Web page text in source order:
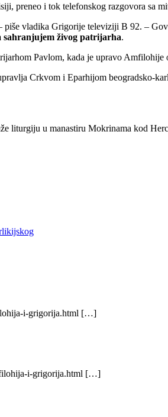
preneo i tok telefonskog razgovora sa
vladika Grigorije televiziji B 92. –
sahranjujem živog patrijarha.
Pavlom, kada je upravo Amfilohije
Crkvom i Eparhijom beogradsko-
liturgiju u manastiru Mokrinama kod
i-grigorija.html […]
i-grigorija.html […]